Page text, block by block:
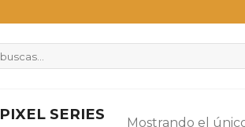
PIXEL SERIES
Mostrando el